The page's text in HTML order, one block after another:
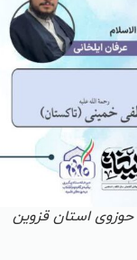
استان قزوین